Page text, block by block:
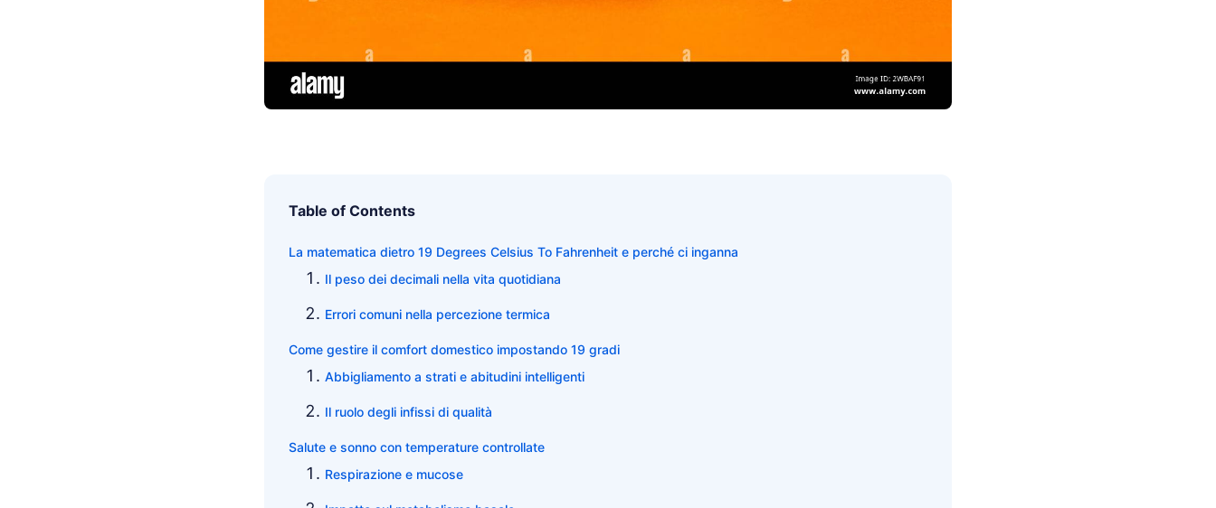
Table of Contents
La matematica dietro 19 Degrees Celsius To Fahrenheit e perché ci inganna
Il peso dei decimali nella vita quotidiana
Errori comuni nella percezione termica
Come gestire il comfort domestico impostando 19 gradi
Abbigliamento a strati e abitudini intelligenti
Il ruolo degli infissi di qualità
Salute e sonno con temperature controllate
Respirazione e mucose